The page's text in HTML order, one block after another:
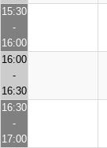
15:30
-
16:00
16:00
-
16:30
16:30
-
17:00